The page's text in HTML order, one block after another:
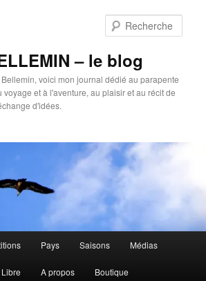
– le blog
voici mon journal dédié au parapente
voyage et à l'aventure, au plaisir et au récit de
d'idées.
Pays Saisons Médias
A propos Boutique